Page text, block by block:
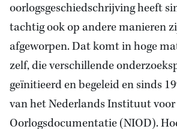
oorlogsgeschiedschrijving heeft
tachtig ook op andere manieren
afgeworpen. Dat komt in hoge
zelf, die verschillende
geïnitieerd en begeleid en sinds
van het Nederlands Instituut voor
Oorlogsdocumentatie (NIOD).